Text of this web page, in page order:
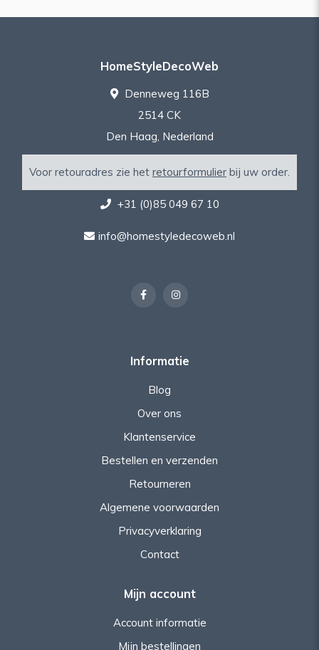
HomeStyleDecoWeb
Denneweg 116B
2514 CK
Den Haag, Nederland
Voor retouradres zie het retourformulier bij uw order.
+31 (0)85 049 67 10
info@homestyledecoweb.nl
Informatie
Blog
Over ons
Klantenservice
Bestellen en verzenden
Retourneren
Algemene voorwaarden
Privacyverklaring
Contact
Mijn account
Account informatie
Mijn bestellingen